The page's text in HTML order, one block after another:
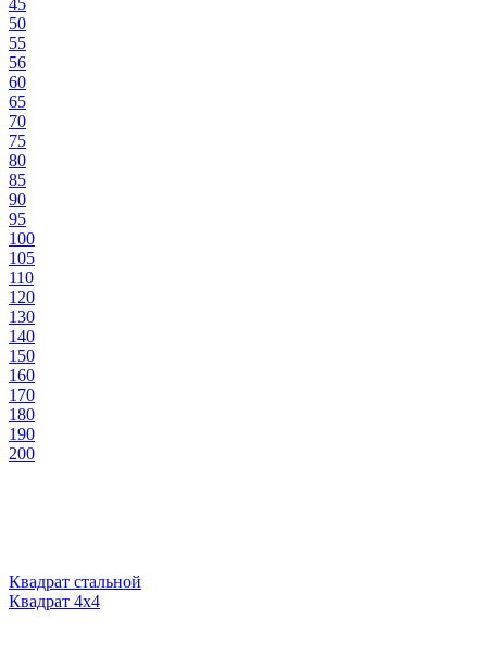
45
50
55
56
60
65
70
75
80
85
90
95
100
105
110
120
130
140
150
160
170
180
190
200
Квадрат стальной
Квадрат 4х4